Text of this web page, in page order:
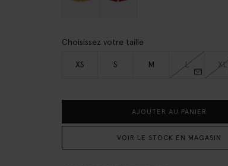
Choisissez votre taille
XS S M L XL
AJOUTER AU PANIER
VOIR LE STOCK EN MAGASIN